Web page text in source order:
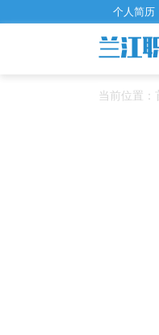
个人简历
当前位置：